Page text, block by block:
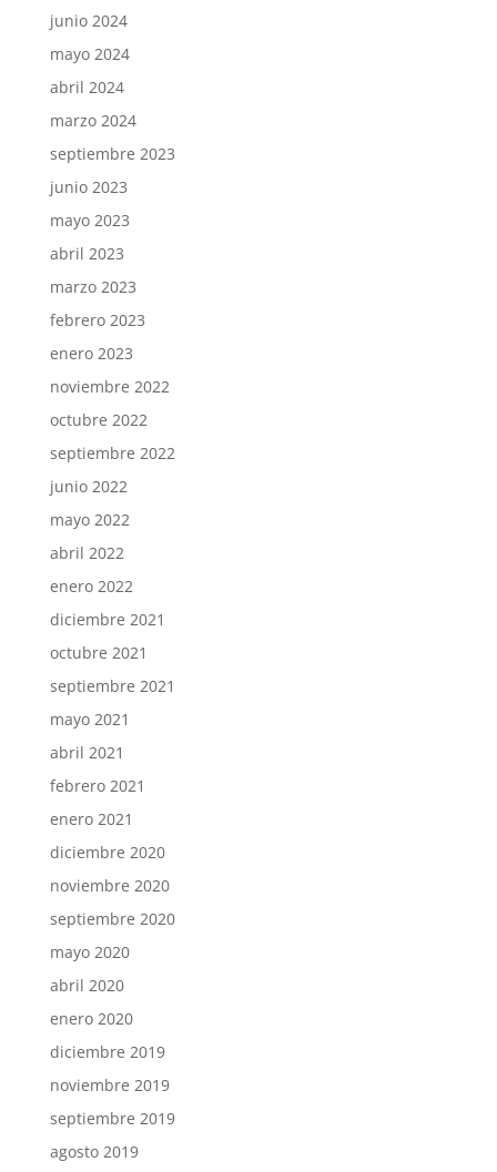
junio 2024
mayo 2024
abril 2024
marzo 2024
septiembre 2023
junio 2023
mayo 2023
abril 2023
marzo 2023
febrero 2023
enero 2023
noviembre 2022
octubre 2022
septiembre 2022
junio 2022
mayo 2022
abril 2022
enero 2022
diciembre 2021
octubre 2021
septiembre 2021
mayo 2021
abril 2021
febrero 2021
enero 2021
diciembre 2020
noviembre 2020
septiembre 2020
mayo 2020
abril 2020
enero 2020
diciembre 2019
noviembre 2019
septiembre 2019
agosto 2019